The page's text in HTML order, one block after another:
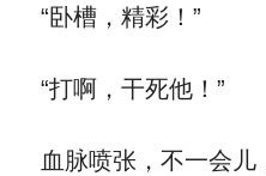
“卧槽，精彩！”
“打啊，干死他！”
血脉喷张，不一会儿